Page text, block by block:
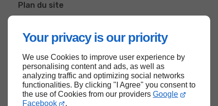
Your privacy is our priority
We use Cookies to improve user experience by
personalising content and ads, as well as
analyzing traffic and optimizing social networks
functionalities. By clicking "I Agree" you consent to
the use of Cookies from our providers Google
Facebook
.
Plan du site
Haut de page